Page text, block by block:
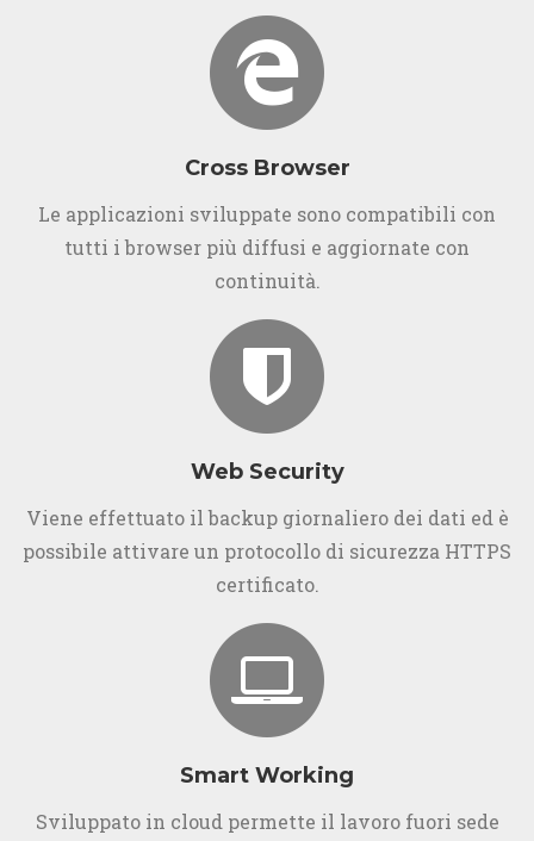
Cross Browser
Le applicazioni sviluppate sono compatibili con
tutti i browser più diffusi e aggiornate con
continuità.
Web Security
Viene effettuato il backup giornaliero dei dati ed è
possibile attivare un protocollo di sicurezza HTTPS
certificato.
Smart Working
Sviluppato in cloud permette il lavoro fuori sede